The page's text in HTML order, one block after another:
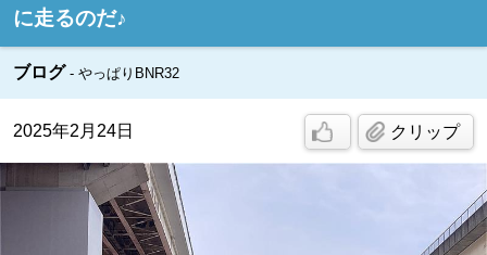
に走るのだ♪
ブログ やっぱりBNR32
2025年2月24日 クリップ